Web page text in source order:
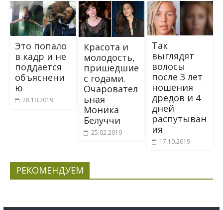
Это попало
в кадр и не
поддается
объяснени
ю
28.10.2019
Красота и
молодость,
пришедшие
с годами.
Очаровател
ьная
Моника
Белуччи
25.02.2019
Так
выглядят
волосы
после 3 лет
ношения
дредов и 4
дней
распутыван
ия
17.10.2019
РЕКОМЕНДУЕМ